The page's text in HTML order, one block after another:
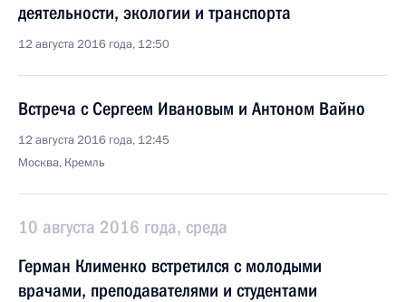
деятельности, экологии и транспорта
12 августа 2016 года, 12:50
Встреча с Сергеем Ивановым и Антоном Вайно
12 августа 2016 года, 12:45
Москва, Кремль
10 августа 2016 года, среда
Герман Клименко встретился с молодыми
врачами, преподавателями и студентами